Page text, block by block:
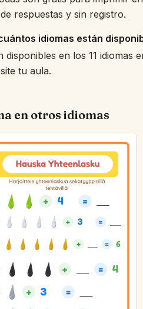
respuestas y sin registro.
idiomas están
disponibles en los 11 idiomas
tu aula.
en otros idiomas